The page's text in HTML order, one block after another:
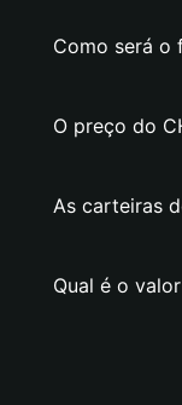
Como será o
O preço do
As carteiras
Qual é o